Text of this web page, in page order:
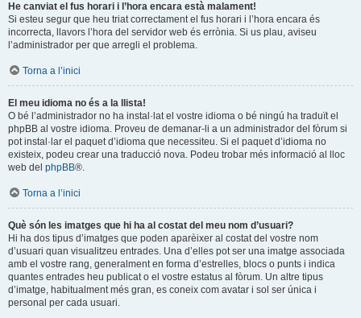
He canviat el fus horari i l’hora encara està malament!
Si esteu segur que heu triat correctament el fus horari i l’hora encara és
incorrecta, llavors l’hora del servidor web és errònia. Si us plau, aviseu
l’administrador per que arregli el problema.
Torna a l’inici
El meu idioma no és a la llista!
O bé l’administrador no ha instal·lat el vostre idioma o bé ningú ha traduït el
phpBB al vostre idioma. Proveu de demanar-li a un administrador del fòrum si
pot instal·lar el paquet d’idioma que necessiteu. Si el paquet d’idioma no
existeix, podeu crear una traducció nova. Podeu trobar més informació al lloc
web del phpBB®.
Torna a l’inici
Què són les imatges que hi ha al costat del meu nom d’usuari?
Hi ha dos tipus d’imatges que poden aparèixer al costat del vostre nom
d’usuari quan visualitzeu entrades. Una d’elles pot ser una imatge associada
amb el vostre rang, generalment en forma d’estrelles, blocs o punts i indica
quantes entrades heu publicat o el vostre estatus al fòrum. Un altre tipus
d’imatge, habitualment més gran, es coneix com avatar i sol ser única i
personal per cada usuari.